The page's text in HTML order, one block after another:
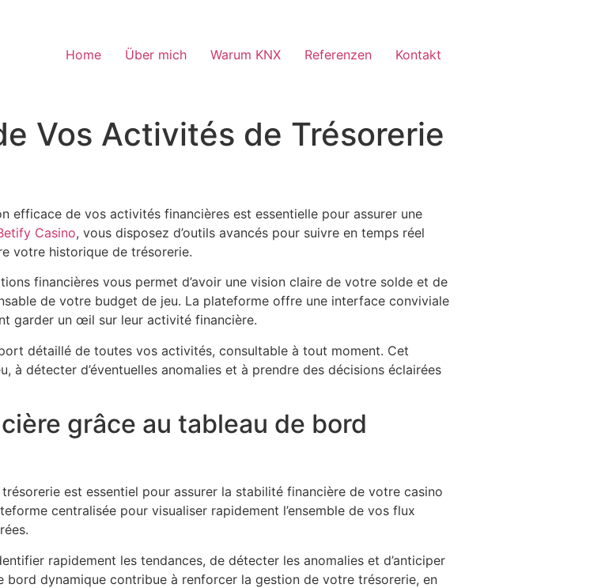
Home Über mich Warum KNX Referenzen Kontakt
Vos Activités de Trésorerie
efficace de vos activités financières est essentielle pour assurer une
Casino, vous disposez d’outils avancés pour suivre en temps réel
votre historique de trésorerie.
financières vous permet d’avoir une vision claire de votre solde et de
de votre budget de jeu. La plateforme offre une interface conviviale
garder un œil sur leur activité financière.
détaillé de toutes vos activités, consultable à tout moment. Cet
à détecter d’éventuelles anomalies et à prendre des décisions éclairées
grâce au tableau de bord
est essentiel pour assurer la stabilité financière de votre casino
centralisée pour visualiser rapidement l’ensemble de vos flux
rapidement les tendances, de détecter les anomalies et d’anticiper
bord dynamique contribue à renforcer la gestion de votre trésorerie, en